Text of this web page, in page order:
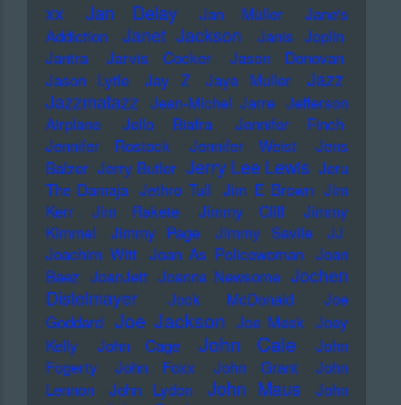
xx
Jan Delay Jan Müller
Jane's
Addiction
Janet Jackson
Janis Joplin
Jantra
Jarvis Cocker
Jason Donovan
Jason Lytle
Jay Z Jaye Muller
Jazz
Jazzmatazz Jean-Michel Jarre Jefferson
Airplane
Jello Biafra
Jennifer Finch
Jennifer Rostock
Jennifer Weist
Jens
Balzer Jerry Butler Jerry Lee Lewis Jeru
The Damaja Jethro Tull Jim E Brown Jim
Kerr
Jim Rakete Jimmy Cliff
Jimmy
Kimmel
Jimmy Page Jimmy Savile
JJ
Joachim Witt Joan As Policewoman Joan
Baez JoanJett Joanna Newsome Jochen
Distelmayer
Jock McDonald
Joe
Goddard Joe Jackson Joe Meek Joey
Kelly
John Cage John Cale
John
Fogerty
John Foxx John Grant
John
Lennon
John Lydon John Maus
John